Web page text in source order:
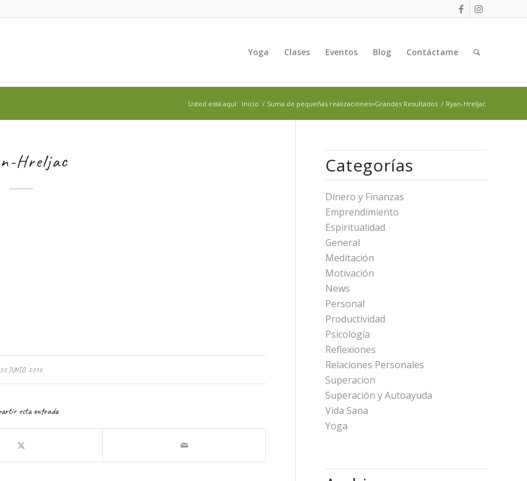
Yoga Clases Eventos Blog Contáctame
Usted está aquí: Inicio / Suma de pequeñas realizaciones=Grandes Resultados / Ryan-Hreljac
Hreljac
30 JUNIO, 2016
esta entrada
Categorías
Dinero y Finanzas
Emprendimiento
Espiritualidad
General
Meditación
Motivación
News
Personal
Productividad
Psicología
Reflexiones
Relaciones Personales
Superacion
Superación y Autoayuda
Vida Sana
Yoga